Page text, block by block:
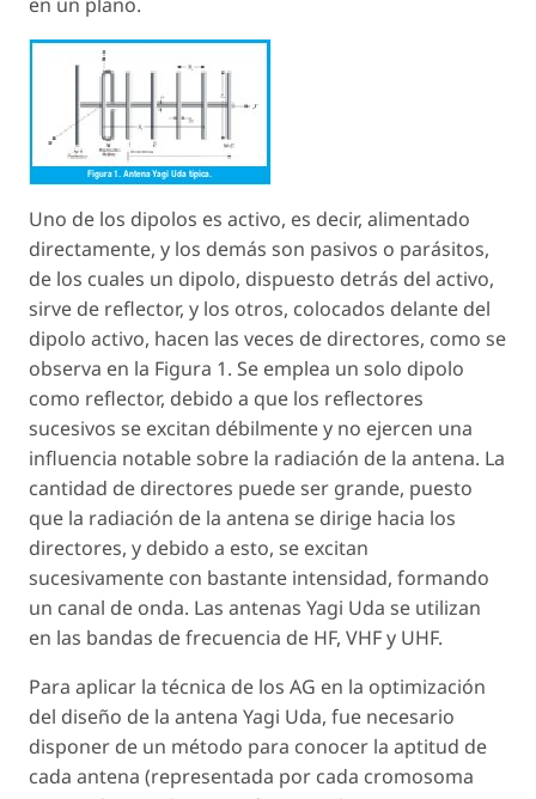
Uno de los dipolos es activo, es decir, alimentado
directamente, y los demás son pasivos o parásitos,
de los cuales un dipolo, dispuesto detrás del activo,
sirve de reflector, y los otros, colocados delante del
dipolo activo, hacen las veces de directores, como se
observa en la Figura 1. Se emplea un solo dipolo
como reflector, debido a que los reflectores
sucesivos se excitan débilmente y no ejercen una
influencia notable sobre la radiación de la antena. La
cantidad de directores puede ser grande, puesto
que la radiación de la antena se dirige hacia los
directores, y debido a esto, se excitan
sucesivamente con bastante intensidad, formando
un canal de onda. Las antenas Yagi Uda se utilizan
en las bandas de frecuencia de HF, VHF y UHF.
Para aplicar la técnica de los AG en la optimización
del diseño de la antena Yagi Uda, fue necesario
disponer de un método para conocer la aptitud de
cada antena (representada por cada cromosoma